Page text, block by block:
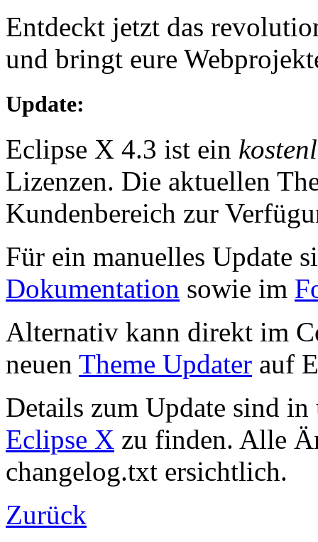
Entdeckt jetzt das
und bringt eure
Update:
Eclipse X 4.3 ist ein
Lizenzen. Die aktuellen
Kundenbereich zur
Für ein manuelles Update
Dokumentation sowie im
Alternativ kann direkt im
neuen Theme Updater auf
Details zum Update sind
Eclipse X zu finden. Alle
changelog.txt ersichtlich.
Zurück